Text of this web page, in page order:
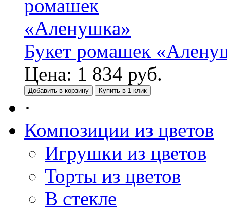
Букет ромашек
Цена: 1 834 руб.
Добавить в корзину Купить в 1 клик
·
Композиции из цветов
Игрушки из цветов
Торты из цветов
В стекле